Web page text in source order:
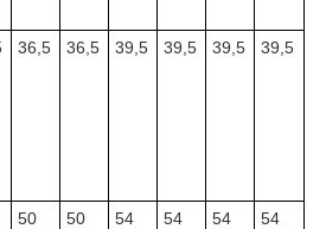
36,5 36,5 39,5 39,5 39,5 39,5
50 50 54 54 54 54